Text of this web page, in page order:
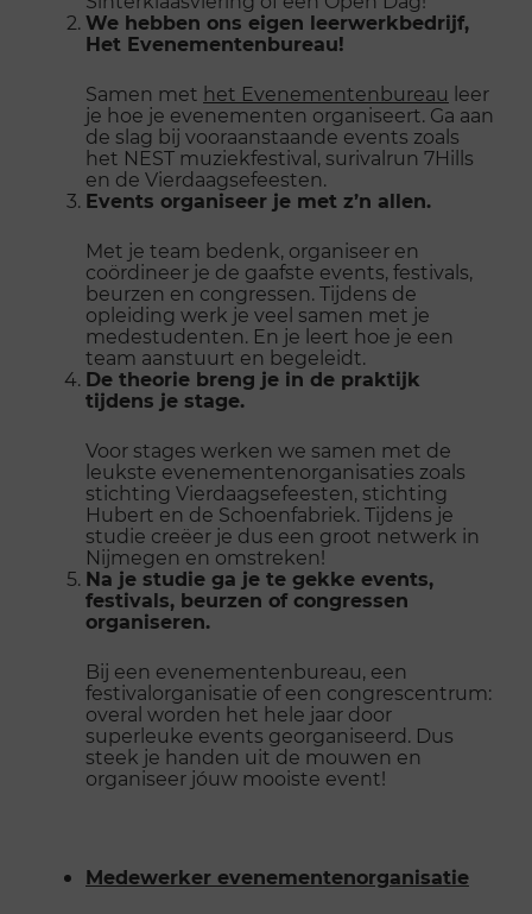
We hebben ons eigen leerwerkbedrijf,
Het Evenementenbureau!
Samen met het Evenementenbureau leer
je hoe je evenementen organiseert. Ga aan
de slag bij vooraanstaande events zoals
het NEST muziekfestival, surivalrun 7Hills
en de Vierdaagsefeesten.
Events organiseer je met z’n allen.
Met je team bedenk, organiseer en
coördineer je de gaafste events, festivals,
beurzen en congressen. Tijdens de
opleiding werk je veel samen met je
medestudenten. En je leert hoe je een
team aanstuurt en begeleidt.
De theorie breng je in de praktijk
tijdens je stage.
Voor stages werken we samen met de
leukste evenementenorganisaties zoals
stichting Vierdaagsefeesten, stichting
Hubert en de Schoenfabriek. Tijdens je
studie creëer je dus een groot netwerk in
Nijmegen en omstreken!
Na je studie ga je te gekke events,
festivals, beurzen of congressen
organiseren.
Bij een evenementenbureau, een
festivalorganisatie of een congrescentrum:
overal worden het hele jaar door
superleuke events georganiseerd. Dus
steek je handen uit de mouwen en
organiseer jóuw mooiste event!
Medewerker evenementenorganisatie